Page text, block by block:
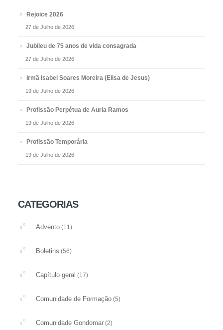
Rejoice 2026
27 de Julho de 2026
Jubileu de 75 anos de vida consagrada
27 de Julho de 2026
Irmã Isabel Soares Moreira (Elisa de Jesus)
19 de Julho de 2026
Profissão Perpétua de Auria Ramos
19 de Julho de 2026
Profissão Temporária
19 de Julho de 2026
CATEGORIAS
Advento (11)
Boletins (56)
Capítulo geral (17)
Comunidade de Formação (5)
Comunidade Gondomar (2)